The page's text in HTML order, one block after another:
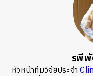
รพี
หัวหน้าทีมวิจัยประจำ